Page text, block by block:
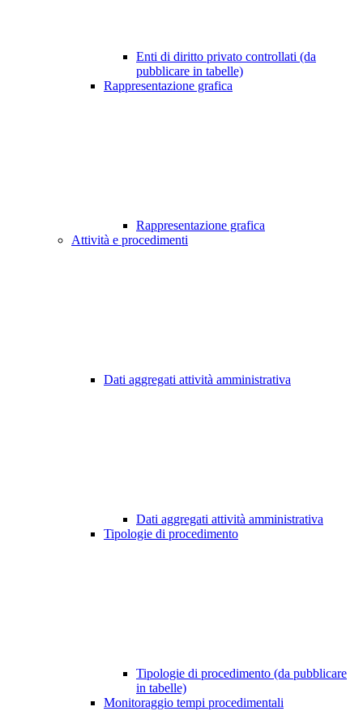
Enti di diritto privato controllati (da
pubblicare in tabelle)
Rappresentazione grafica
Rappresentazione grafica
Attività e procedimenti
Dati aggregati attività amministrativa
Dati aggregati attività amministrativa
Tipologie di procedimento
Tipologie di procedimento (da pubblicare
in tabelle)
Monitoraggio tempi procedimentali